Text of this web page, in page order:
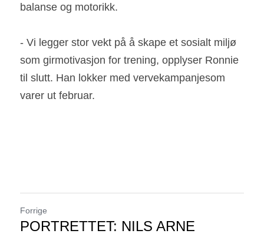
balanse og motorikk.
- Vi legger stor vekt på å skape et sosialt miljø
som girmotivasjon for trening, opplyser Ronnie
til slutt. Han lokker med vervekampanjesom
varer ut februar.
Forrige
PORTRETTET: NILS ARNE